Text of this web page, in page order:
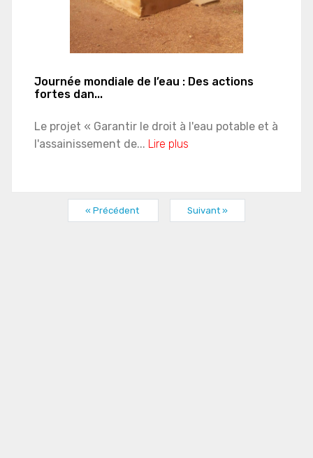
Journée mondiale de l’eau : Des actions
fortes dan...
Le projet « Garantir le droit à l'eau potable et à
l'assainissement de... Lire plus
« Précédent Suivant »